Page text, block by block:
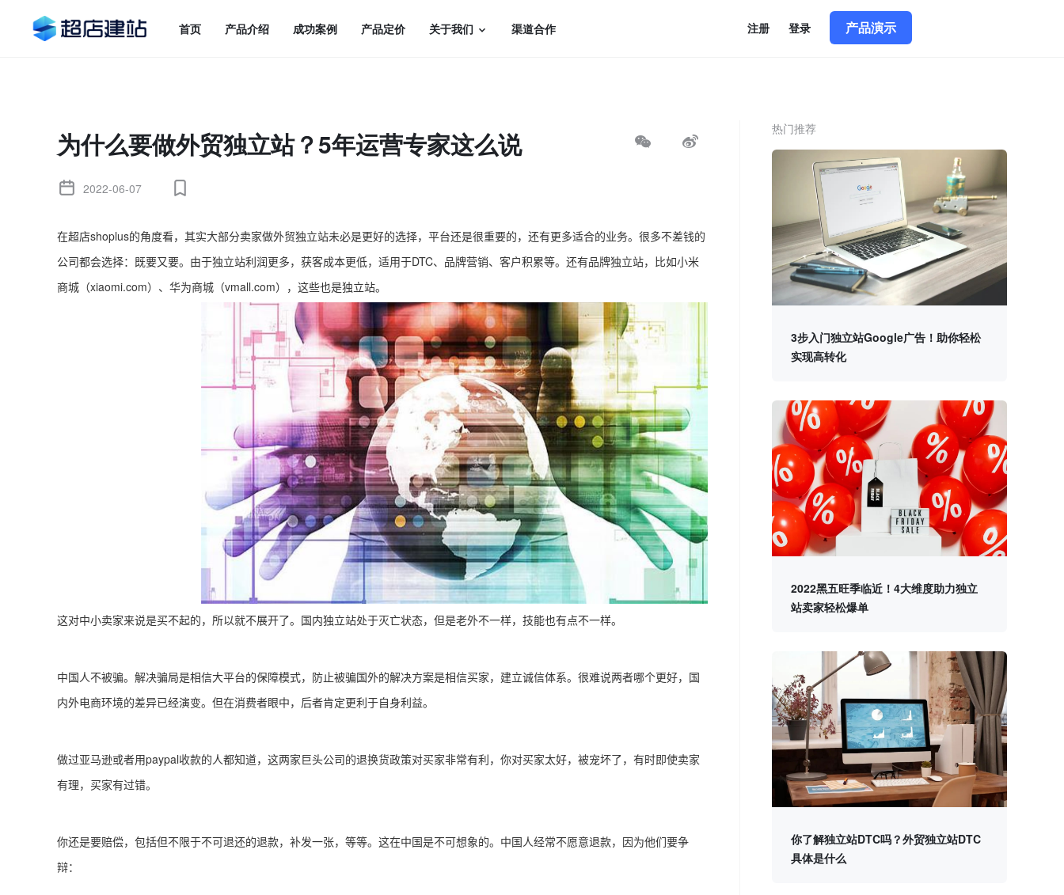
首页 产品介绍 成功案例 产品定价 关于我们 渠道合作 注册 登录 产品演示
为什么要做外贸独立站？5年运营专家这么说
2022-06-07
在超店shoplus的角度看，其实大部分卖家做外贸独立站未必是更好的选择，平台还是很重要的，还有更多适合的业务。很多不差钱的
公司都会选择：既要又要。由于独立站利润更多，获客成本更低，适用于DTC、品牌营销、客户积累等。还有品牌独立站，比如小米
商城（xiaomi.com）、华为商城（vmall.com），这些也是独立站。
这对中小卖家来说是买不起的，所以就不展开了。国内独立站处于灭亡状态，但是老外不一样，技能也有点不一样。
中国人不被骗。解决骗局是相信大平台的保障模式，防止被骗国外的解决方案是相信买家，建立诚信体系。很难说两者哪个更好，国
内外电商环境的差异已经演变。但在消费者眼中，后者肯定更利于自身利益。
做过亚马逊或者用paypal收款的人都知道，这两家巨头公司的退换货政策对买家非常有利，你对买家太好，被宠坏了，有时即使卖家
有理，买家有过错。
你还是要赔偿，包括但不限于不可退还的退款，补发一张，等等。这在中国是不可想象的。中国人经常不愿意退款，因为他们要争
辩：
热门推荐
3步入门独立站Google广告！助你轻松
实现高转化
2022黑五旺季临近！4大维度助力独立
站卖家轻松爆单
你了解独立站DTC吗？外贸独立站DTC
具体是什么